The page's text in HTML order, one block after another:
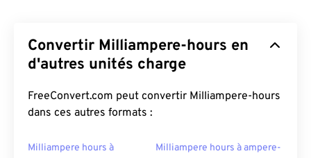
Convertir Milliampere-hours en
d'autres unités charge
FreeConvert.com peut convertir Milliampere-hours
dans ces autres formats :
Milliampere hours à
Milliampere hours à ampere-